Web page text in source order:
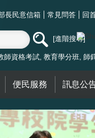
長民意信箱 常見問答 回
進階搜尋
師資格考試 教育學分班 師
便民服務 訊息公